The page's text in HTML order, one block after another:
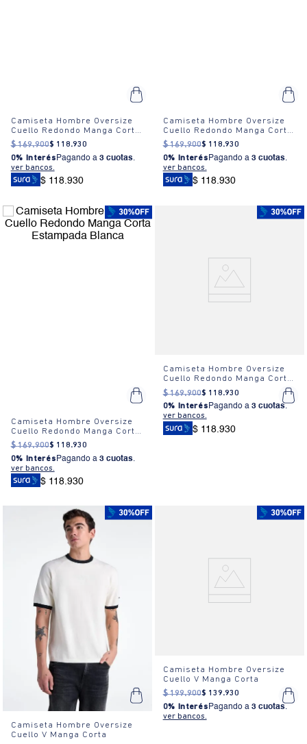
Camiseta Hombre Oversize
Cuello Redondo Manga Corta
Estampada Blanca
$ 169.900$ 118.930
0% Interés Pagando a 3 cuotas.
ver bancos.
$ 118.930
Camiseta Hombre Oversize
Cuello Redondo Manga Corta
Estampada Blanca
$ 169.900$ 118.930
0% Interés Pagando a 3 cuotas.
ver bancos.
$ 118.930
Camiseta Hombre Oversize
Cuello Redondo Manga Corta
Estampada Blanca
$ 169.900$ 118.930
0% Interés Pagando a 3 cuotas.
ver bancos.
$ 118.930
Camiseta Hombre Oversize
Cuello Redondo Manga Corta
Estampada Blanca
$ 169.900$ 118.930
0% Interés Pagando a 3 cuotas.
ver bancos.
$ 118.930
Camiseta Hombre Oversize
Cuello V Manga Corta
Camiseta Hombre Oversize
Cuello V Manga Corta
$ 199.900$ 139.930
0% Interés Pagando a 3 cuotas.
ver bancos.